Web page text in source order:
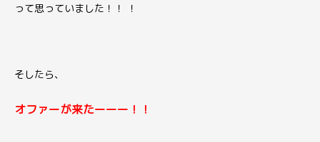
って思っていました！！ ！
そしたら、
オファーが来たーーー！！